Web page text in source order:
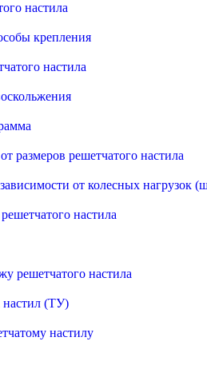
настила
крепления
настила
размеров решетчатого настила
от колесных нагрузок
настила
решетчатого настила
настил (ТУ)
настилу